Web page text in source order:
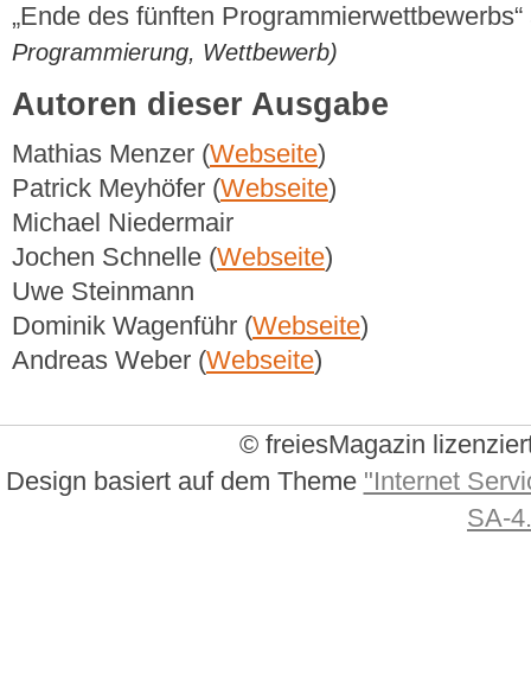
„Ende des fünften Programmierwettbewerbs“
Programmierung, Wettbewerb)
Autoren dieser Ausgabe
Mathias Menzer (Webseite)
Patrick Meyhöfer (Webseite)
Michael Niedermair
Jochen Schnelle (Webseite)
Uwe Steinmann
Dominik Wagenführ (Webseite)
Andreas Weber (Webseite)
© freiesMagazin
Design basiert auf dem Theme "Internet
SA-